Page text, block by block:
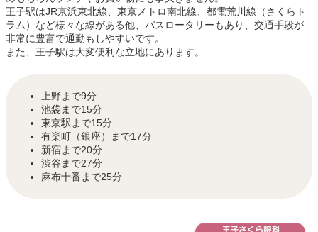
王子駅はJR京浜東北線、東京メトロ南北線、都電荒川線（さくらト
ラム）など様々な線がある他、バスロータリーもあり、交通手段が
非常に豊富で通勤もしやすいです。
また、王子駅は大変便利な立地にあります。
上野まで9分
池袋まで15分
東京駅まで15分
有楽町（銀座）まで17分
新宿まで20分
渋谷まで27分
麻布十番まで25分